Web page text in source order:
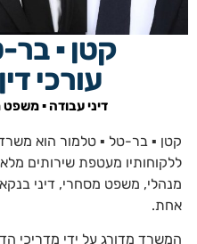
קטן ▪
עורכי
דיני עבודה ▪️
קטן ▪ בר-טל ▪ טלמור הוא משרד
ללקוחותיו מעטפת שירותים
מנהלי, משפט מסחרי, דיני
אחת.